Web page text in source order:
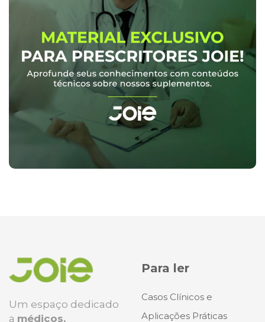
Um espaço dedicado
a médicos,
Para ler
Casos Clínicos e
Aplicações Práticas